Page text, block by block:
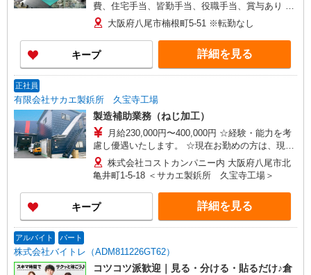
費、住宅手当、皆勤手当、役職手当、賞与あり ※
経験・能力により考慮 ※マシニングセンタ経験者
優遇 ※プレス加工や2tトラック・フォークリフト
の運転ができる方歓迎 ※試用期間最大3ヵ月あり
（時給1,180円） ※試用期間は短縮の可能性あり
大阪府八尾市楠根町5-51 ※転勤なし
キープ 詳細を見る
正社員
有限会社サカエ製鋲所 久宝寺工場
製造補助業務（ねじ加工）
月給230,000円〜400,000円 ☆経験・能力を考
慮し優遇いたします。 ☆現在お勤めの方は、現在
の給与を考慮します。 ※試用期間3ヶ月あり（時
給1,200円〜経験により優遇） 習得度により期
間短縮あり
株式会社コストカンパニー内 大阪府八尾市北
亀井町1-5-18 ＜サカエ製鋲所 久宝寺工場＞
キープ 詳細を見る
アルバイト パート
株式会社バイトレ（ADM811226GT62）
コツコツ派歓迎｜見る・分ける・貼るだけ♪倉